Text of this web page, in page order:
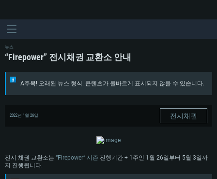
뉴스
“Firepower” 전시채권 교환소 안내
A주목! 오래된 뉴스 형식. 콘텐츠가 올바르게 표시되지 않을 수 있습니다.
2022년 1월 26일 전시채권
전시 채권 교환소는 “Firepower” 시즌 진행기간 + 1주인 1월 26일부터 5월 3일까
지 진행됩니다.